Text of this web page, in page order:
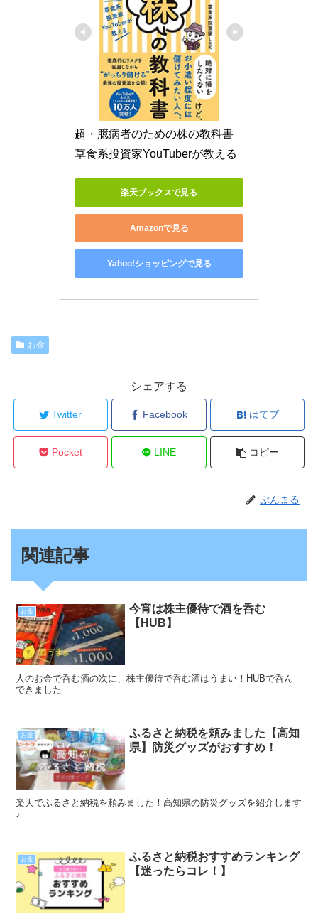
超・臆病者のための株の教科書
草食系投資家YouTuberが教える
楽天ブックスで見る
Amazonで見る
Yahoo!ショッピングで見る
お金
シェアする
Twitter Facebook はてブ
Pocket LINE コピー
ぷんまる
関連記事
お金
今宵は株主優待で酒を呑む
【HUB】
人のお金で呑む酒の次に、株主優待で呑む酒はうまい！HUBで呑ん
できました
お金
ふるさと納税を頼みました【高知
県】防災グッズがおすすめ！
楽天でふるさと納税を頼みました！高知県の防災グッズを紹介します
♪
お金
ふるさと納税おすすめランキング
【迷ったらコレ！】